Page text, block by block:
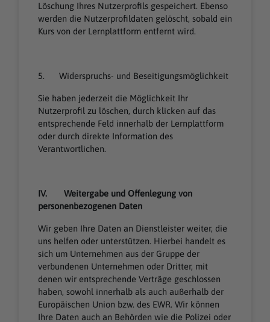
Löschung Ihres Nutzerprofils gespeichert. Ebenso
werden die Nutzerprofildaten gelöscht, sobald ein
Kurs von der Lernplattform entfernt wird.
5. Widerspruchs- und Beseitigungsmöglichkeit
Sie haben jederzeit die Möglichkeit Ihr
Nutzerprofil zu löschen, durch klicken auf das
entsprechende Feld innerhalb der Lernplattform
oder durch direkte Information des
Verantwortlichen.
IV. Weitergabe und Offenlegung von
personenbezogenen Daten
Wir geben Ihre Daten an Dienstleister weiter, die
uns helfen oder unterstützen. Hierbei handelt es
sich um Unternehmen aus der Gruppe der
verbundenen Unternehmen oder Dritter, mit
denen wir entsprechende Verträge geschlossen
haben, sowohl innerhalb als auch außerhalb der
Europäischen Union bzw. des EWR. Wir können
Ihre Daten auch an Behörden wie die Polizei oder